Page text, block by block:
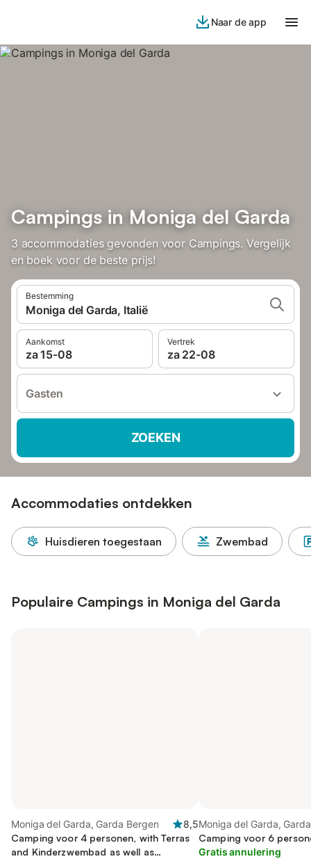
Naar de app
Campings in Moniga del Garda
3 accommodaties gevonden voor Campings. Vergelijk
en boek voor de beste prijs!
Bestemming
Moniga del Garda, Italië
Aankomst
za 15-08
Vertrek
za 22-08
Gasten
ZOEKEN
Accommodaties ontdekken
Huisdieren toegestaan Zwembad
Populaire Campings in Moniga del Garda
Moniga del Garda, Garda Bergen
8,5
Camping voor 4 personen, with Terras
and Kinderzwembad as well as
Moniga del Garda,
Camping voor 6
Gratis annulering